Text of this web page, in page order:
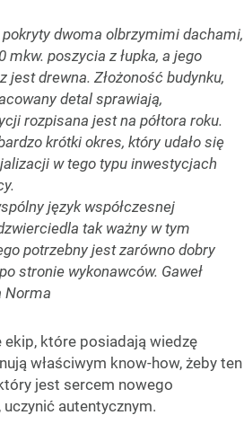
dwoma olbrzymimi dachami,
mkw. poszycia z łupka, a jego
jest drewna. Złożoność budynku,
detal sprawiają,
rozpisana jest na półtora roku.
krótki okres, który udało się
w tego typu inwestycjach
język współczesnej
tak ważny w tym
potrzebny jest zarówno dobry
stronie wykonawców. Gaweł
Norma
ekip, które posiadają wiedzę
właściwym know-how, żeby ten
jest sercem nowego
autentycznym.